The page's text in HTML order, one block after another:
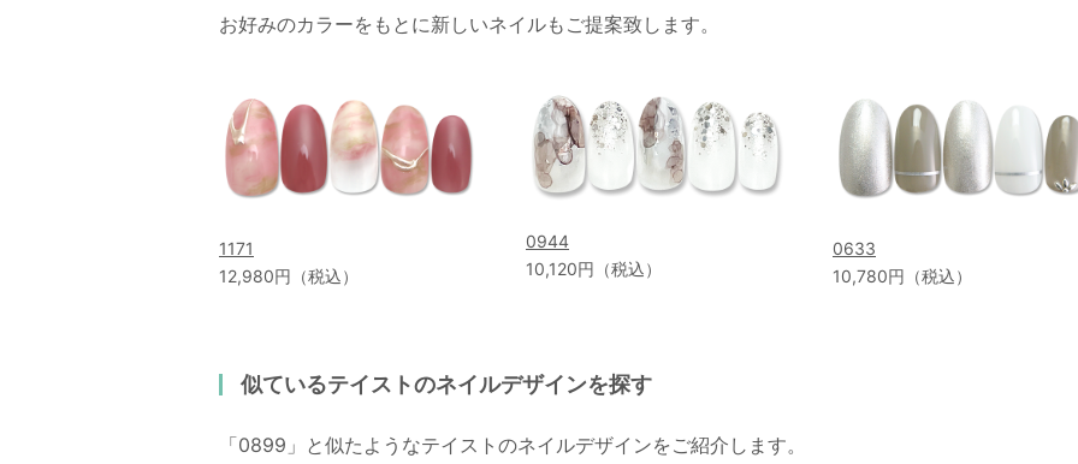
お好みのカラーをもとに新しいネイルもご提案致します。
1171
12,980円（税込）
0944
10,120円（税込）
0633
10,780円（税込）
似ているテイストのネイルデザインを探す
「0899」と似たようなテイストのネイルデザインをご紹介します。